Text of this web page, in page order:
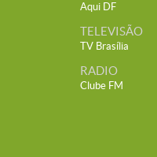
Aqui DF
TELEVISÃO
TV Brasília
RADIO
Clube FM